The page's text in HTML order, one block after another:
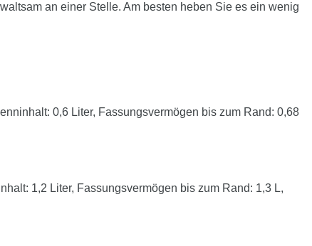
an einer Stelle. Am besten heben Sie es ein wenig
0,6 Liter, Fassungsvermögen bis zum Rand: 0,68
1,2 Liter, Fassungsvermögen bis zum Rand: 1,3 L,